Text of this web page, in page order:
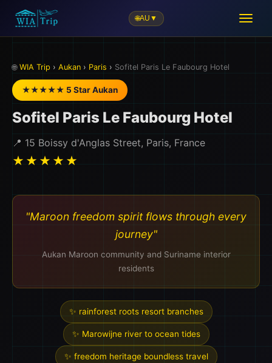
🌐AU ▼
🌐 WIA Trip › Aukan › Paris › Sofitel Paris Le Faubourg Hotel
★★★★★ 5 Star Aukan
Sofitel Paris Le Faubourg Hotel
📍 15 Boissy d'Anglas Street, Paris, France
★★★★★
"Maroon freedom spirit flows through every
journey"
Aukan Maroon community and Suriname interior
residents
✨ rainforest roots resort branches
✨ Marowijne river to ocean tides
✨ freedom heritage boundless travel